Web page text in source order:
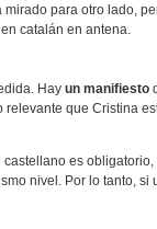
para otro lado,
catalán en antena.
Hay un manifiesto
relevante que Cristina
es obligatorio,
nivel. Por lo tanto, si